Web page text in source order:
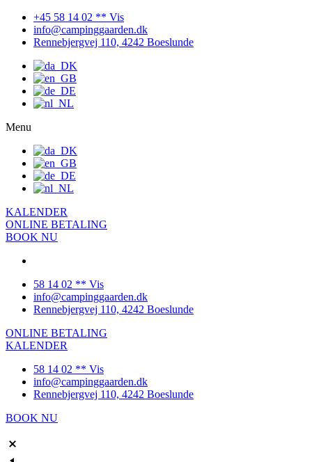
+45 58 14 02 ** Vis
info@campinggaarden.dk
Rennebjergvej 110, 4242 Boeslunde
Menu
KALENDER
ONLINE BETALING
BOOK NU
58 14 02 ** Vis
info@campinggaarden.dk
Rennebjergvej 110, 4242 Boeslunde
ONLINE BETALING
KALENDER
58 14 02 ** Vis
info@campinggaarden.dk
Rennebjergvej 110, 4242 Boeslunde
BOOK NU